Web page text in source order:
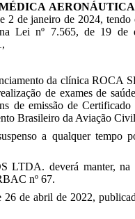
AERONÁUTICA
2 de janeiro de 2024,
Lei nº 7.565, de 19 de
da clínica ROCA
de exames de
de emissão de
Brasileiro da Aviação
a qualquer tempo
LTDA. deverá manter,
nº 67.
26 de abril de 2022,